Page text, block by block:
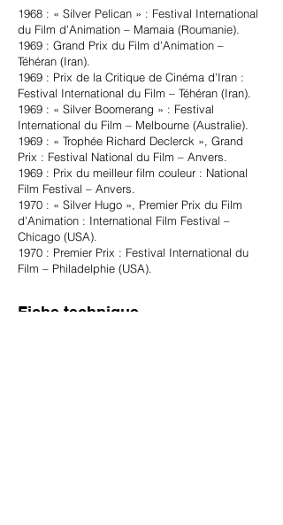
1968 : « Silver Pelican » : Festival International
du Film d'Animation – Mamaia (Roumanie).
1969 : Grand Prix du Film d'Animation –
Téhéran (Iran).
1969 : Prix de la Critique de Cinéma d'Iran :
Festival International du Film – Téhéran (Iran).
1969 : « Silver Boomerang » : Festival
International du Film – Melbourne (Australie).
1969 : « Trophée Richard Declerck », Grand
Prix : Festival National du Film – Anvers.
1969 : Prix du meilleur film couleur : National
Film Festival – Anvers.
1970 : « Silver Hugo », Premier Prix du Film
d'Animation : International Film Festival –
Chicago (USA).
1970 : Premier Prix : Festival International du
Film – Philadelphie (USA).
Fiche technique